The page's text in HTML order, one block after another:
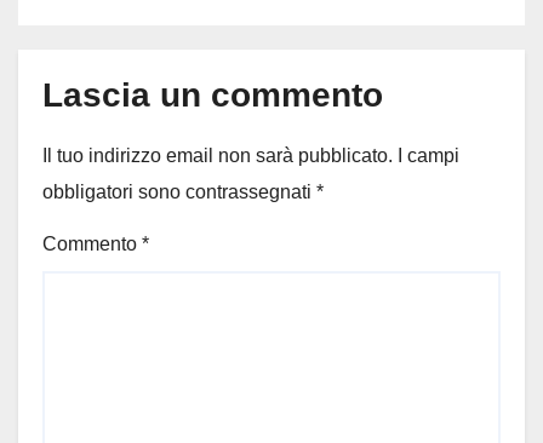
Lascia un commento
Il tuo indirizzo email non sarà pubblicato.
I campi
obbligatori sono contrassegnati *
Commento *